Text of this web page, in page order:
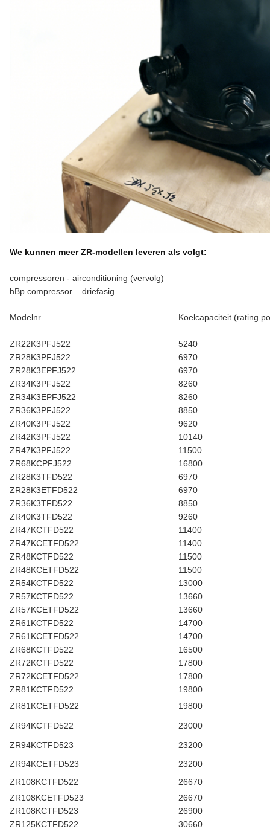
We kunnen meer ZR-modellen leveren als volgt:
compressoren - airconditioning (vervolg)
hBp compressor – driefasig
Modelnr. Koelcapaciteit (rating
ZR22K3PFJ522
5240
ZR28K3PFJ522
6970
ZR28K3EPFJ522
6970
ZR34K3PFJ522
8260
ZR34K3EPFJ522
8260
ZR36K3PFJ522
8850
ZR40K3PFJ522
9620
ZR42K3PFJ522
10140
ZR47K3PFJ522
11500
ZR68KCPFJ522
16800
ZR28K3TFD522
6970
ZR28K3ETFD522
6970
ZR36K3TFD522
8850
ZR40K3TFD522
9260
ZR47KCTFD522
11400
ZR47KCETFD522
11400
ZR48KCTFD522
11500
ZR48KCETFD522
11500
ZR54KCTFD522
13000
ZR57KCTFD522
13660
ZR57KCETFD522
13660
ZR61KCTFD522
14700
ZR61KCETFD522
14700
ZR68KCTFD522
16500
ZR72KCTFD522
17800
ZR72KCETFD522
17800
ZR81KCTFD522
19800
ZR81KCETFD522
19800
ZR94KCTFD522
23000
ZR94KCTFD523
23200
ZR94KCETFD523
23200
ZR108KCTFD522
26670
ZR108KCETFD523
26670
ZR108KCTFD523
26900
ZR125KCTFD522
30660